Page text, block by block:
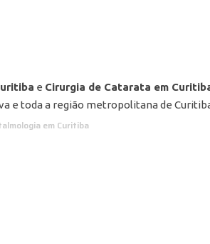
e Cirurgia de Catarata em
e toda a região metropolitana de
em Curitiba